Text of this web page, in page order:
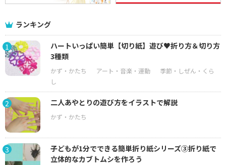
ランキング
1
ハートいっぱい簡単【切り紙】遊び♥折り方＆切り方
3種類
2 二人あやとりの遊び方をイラストで解説
3
子どもが1分でできる簡単折り紙シリーズ③折り紙で
立体的なカブトムシを作ろう